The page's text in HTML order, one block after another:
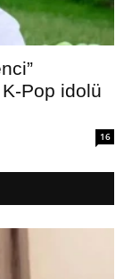
K-Pop idolü
16